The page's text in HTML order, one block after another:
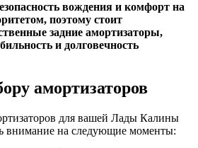
вождения и комфорт на
поэтому стоит
задние амортизаторы,
и долговечность
амортизаторов
для вашей Лады Калины
внимание на следующие моменты: